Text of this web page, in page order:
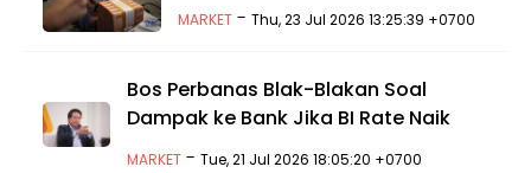
MARKET - Thu, 23 Jul 2026 13:25:39 +0700
Bos Perbanas Blak-Blakan Soal
Dampak ke Bank Jika BI Rate Naik
MARKET -Tue, 21 Jul 2026 18:05:20 +0700